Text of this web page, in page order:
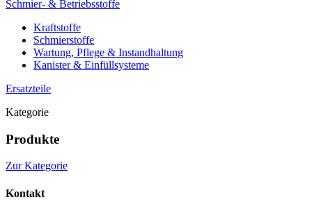
Schmier- & Betriebsstoffe
Kraftstoffe
Schmierstoffe
Wartung, Pflege & Instandhaltung
Kanister & Einfüllsysteme
Ersatzteile
Kategorie
Produkte
Zur Kategorie
Kontakt